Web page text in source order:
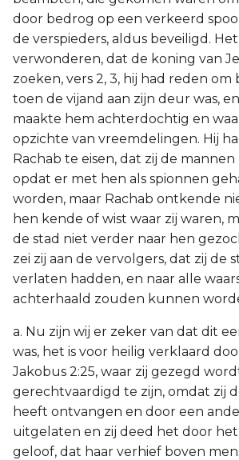
door bedrog op een verkeerd
de verspieders, aldus beveiligd.
verwonderen, dat de koning van
zoeken, vers 2, 3, hij had reden om
toen de vijand aan zijn deur was,
maakte hem achterdochtig en
opzichte van vreemdelingen. Hij
Rachab te eisen, dat zij de
opdat er met hen als spionnen
worden, maar Rachab ontkende
hen kende of wist waar zij waren,
de stad niet verder naar hen
zei zij aan de vervolgers, dat zij de
verlaten hadden, en naar alle
achterhaald zouden kunnen
a. Nu zijn wij er zeker van dat dit
was, het is voor heilig verklaard
Jakobus 2:25, waar zij gezegd
gerechtvaardigd te zijn, omdat zij
heeft ontvangen en door een
uitgelaten en zij deed het door
geloof, dat haar verhief boven